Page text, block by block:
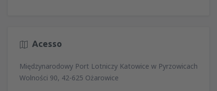
Acesso
Międzynarodowy Port Lotniczy Katowice w Pyrzowicach
Wolności 90, 42-625 Ożarowice